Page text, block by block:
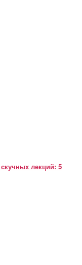
лекций: 5